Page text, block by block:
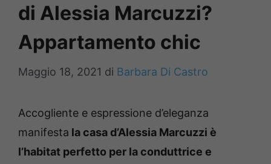
di Alessia Marcuzzi?
Appartamento chic
Maggio 18, 2021 di Barbara Di Castro
Accogliente e espressione d’eleganza
manifesta la casa d’Alessia Marcuzzi è
l’habitat perfetto per la conduttrice e